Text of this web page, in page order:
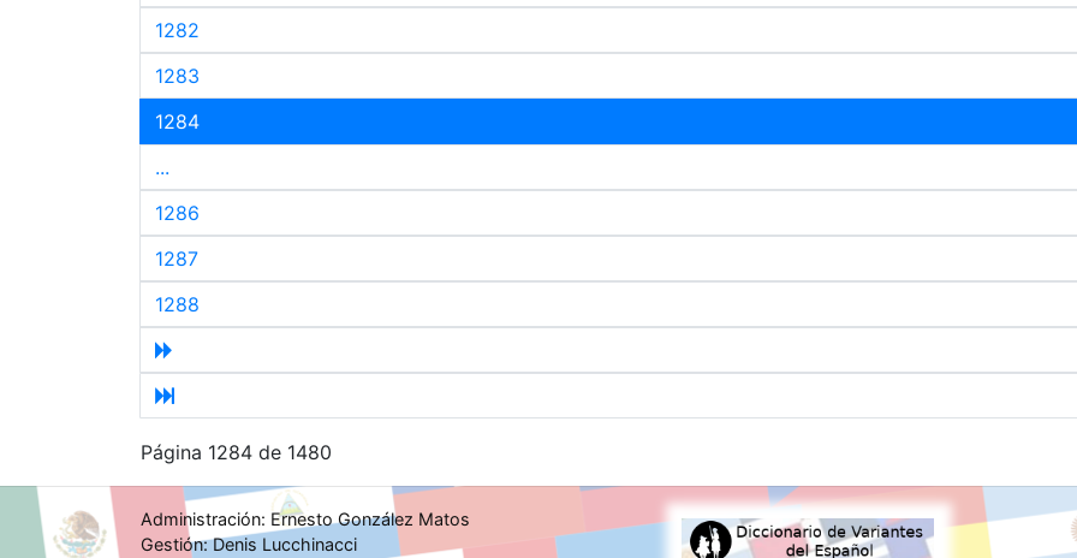
1282
1283
1284
...
1286
1287
1288
Página 1284 de 1480
Administración: Ernesto González Matos
Gestión: Denis Lucchinacci